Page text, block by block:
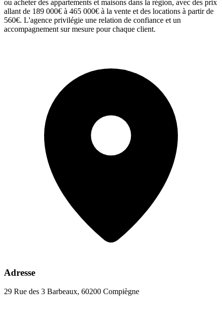
ou acheter des appartements et maisons dans la région, avec des prix
allant de 189 000€ à 465 000€ à la vente et des locations à partir de
560€. L'agence privilégie une relation de confiance et un
accompagnement sur mesure pour chaque client.
Adresse
29 Rue des 3 Barbeaux, 60200 Compiègne